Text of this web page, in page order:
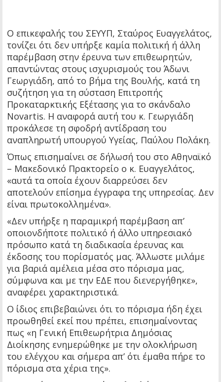
Ο επικεφαλής του ΣΕΥΥΠ, Σταύρος Ευαγγελάτος,
τονίζει ότι δεν υπήρξε καμία πολιτική ή άλλη
παρέμβαση στην έρευνα των επιθεωρητών,
απαντώντας στους ισχυρισμούς του Άδωνι
Γεωργιάδη, από το βήμα της Βουλής, κατά τη
συζήτηση για τη σύσταση Επιτροπής
Προκαταρκτικής Εξέτασης για το σκάνδαλο
Novartis. Η αναφορά αυτή του κ. Γεωργιάδη
προκάλεσε τη σφοδρή αντίδραση του
αναπληρωτή υπουργού Υγείας, Παύλου Πολάκη.
Όπως επισημαίνει σε δήλωσή του στο Αθηναϊκό
– Μακεδονικό Πρακτορείο ο κ. Ευαγγελάτος,
«αυτά τα οποία έχουν διαρρεύσει δεν
αποτελούν επίσημα έγγραφα της υπηρεσίας. Δεν
είναι πρωτοκολλημένα».
«Δεν υπήρξε η παραμικρή παρέμβαση απ’
οποιονδήποτε πολιτικό ή άλλο υπηρεσιακό
πρόσωπο κατά τη διαδικασία έρευνας και
έκδοσης του πορίσματός μας. Άλλωστε μιλάμε
για βαριά αμέλεια μέσα στο πόρισμα μας,
σύμφωνα και με την ΕΔΕ που διενεργήθηκε»,
αναφέρει χαρακτηριστικά.
Ο ίδιος επιβεβαιώνει ότι το πόρισμα ήδη έχει
προωθηθεί εκεί που πρέπει, επισημαίνοντας
πως «η Γενική Επιθεωρήτρια Δημόσιας
Διοίκησης ενημερώθηκε με την ολοκλήρωση
του ελέγχου και σήμερα απ’ ότι έμαθα πήρε το
πόρισμα στα χέρια της».